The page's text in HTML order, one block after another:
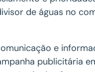
de águas no
e
publicitária